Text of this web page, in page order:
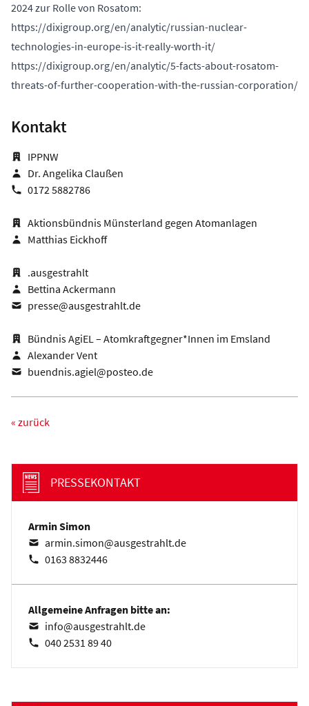
2024 zur Rolle von Rosatom:
https://dixigroup.org/en/analytic/russian-nuclear-
technologies-in-europe-is-it-really-worth-it/
https://dixigroup.org/en/analytic/5-facts-about-rosatom-
threats-of-further-cooperation-with-the-russian-corporation/
Kontakt
IPPNW
Dr. Angelika Claußen
0172 5882786
Aktionsbündnis Münsterland gegen Atomanlagen
Matthias Eickhoff
.ausgestrahlt
Bettina Ackermann
presse@ausgestrahlt.de
Bündnis AgiEL – Atomkraftgegner*Innen im Emsland
Alexander Vent
buendnis.agiel@posteo.de
« zurück
PRESSEKONTAKT
Armin Simon
armin.simon@ausgestrahlt.de
0163 8832446
Allgemeine Anfragen bitte an:
info@ausgestrahlt.de
040 2531 89 40